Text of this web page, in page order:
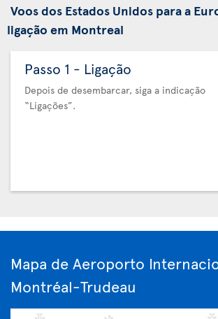
Voos dos Estados Unidos para a
ligação em Montreal
Passo 1 - Ligação
Depois de desembarcar, siga a indicação
“Ligações”.
Mapa de Aeroporto
Montréal-Trudeau